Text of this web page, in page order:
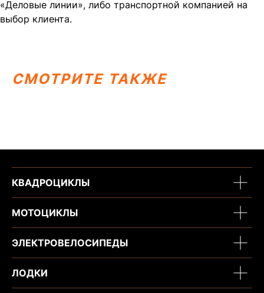
«Деловые линии», либо транспортной компанией на
выбор клиента.
СМОТРИТЕ ТАКЖЕ
КВАДРОЦИКЛЫ
МОТОЦИКЛЫ
ЭЛЕКТРОВЕЛОСИПЕДЫ
ЛОДКИ
Вся представленная информация носит
информационный характер и ни при каких условиях не
является публичной офертой, определяемой